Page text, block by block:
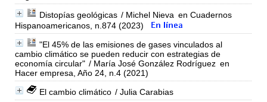
Distopías geológicas / Michel Nieva en Cuadernos
Hispanoamericanos, n.874 (2023)
"El 45% de las emisiones de gases vinculados al
cambio climático se pueden reducir con estrategias de
economía circular" / María José González Rodríguez en
Hacer empresa, Año 24, n.4 (2021)
El cambio climático / Julia Carabias